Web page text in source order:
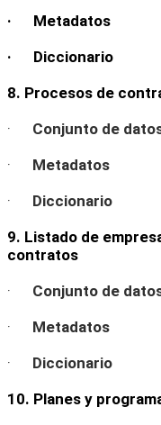
· Metadatos
· Diccionario
8. Procesos de
· Conjunto de
· Metadatos
· Diccionario
9. Listado de
contratos
· Conjunto de
· Metadatos
· Diccionario
10. Planes y